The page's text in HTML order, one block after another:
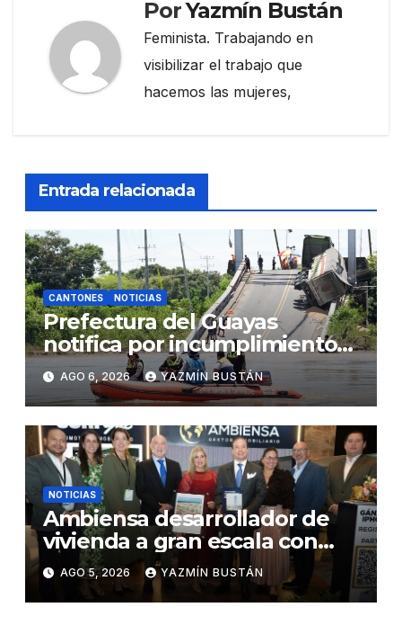
PorYazmín Bustán
Feminista. Trabajando en
visibilizar el trabajo que
hacemos las mujeres,
Entrada relacionada
CANTONES NOTICIAS
Prefectura del Guayas
notifica por incumplimiento
contractual a la Concesionaria
CONORTE y exige celeridad
en desmontaje del puente
Gonzalo Icaza Cornejo, en
Daule
AGO 6, 2026 YAZMÍN BUSTÁN
NOTICIAS
Ambiensa desarrollador de
vivienda a gran escala con
estándares internacionales
de sostenibilidad
AGO 5, 2026 YAZMÍN BUSTÁN